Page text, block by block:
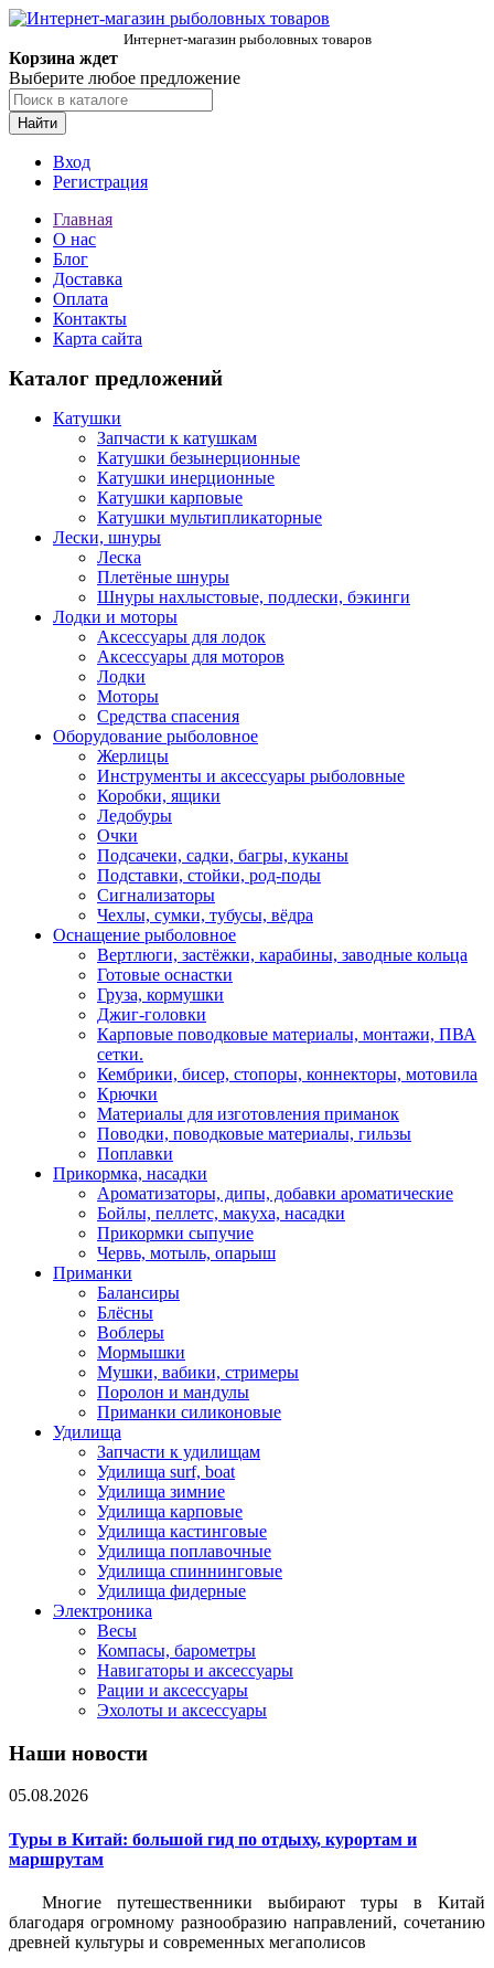
Интернет-магазин рыболовных товаров
Корзина ждет
Выберите любое предложение
Найти
Вход
Регистрация
Главная
О нас
Блог
Доставка
Оплата
Контакты
Карта сайта
Каталог предложений
Катушки
Запчасти к катушкам
Катушки безынерционные
Катушки инерционные
Катушки карповые
Катушки мультипликаторные
Лески, шнуры
Леска
Плетёные шнуры
Шнуры нахлыстовые, подлески, бэкинги
Лодки и моторы
Аксессуары для лодок
Аксессуары для моторов
Лодки
Моторы
Средства спасения
Оборудование рыболовное
Жерлицы
Инструменты и аксессуары рыболовные
Коробки, ящики
Ледобуры
Очки
Подсачеки, садки, багры, куканы
Подставки, стойки, род-поды
Сигнализаторы
Чехлы, сумки, тубусы, вёдра
Оснащение рыболовное
Вертлюги, застёжки, карабины, заводные кольца
Готовые оснастки
Груза, кормушки
Джиг-головки
Карповые поводковые материалы, монтажи, ПВА
сетки.
Кембрики, бисер, стопоры, коннекторы, мотовила
Крючки
Материалы для изготовления приманок
Поводки, поводковые материалы, гильзы
Поплавки
Прикормка, насадки
Ароматизаторы, дипы, добавки ароматические
Бойлы, пеллетс, макуха, насадки
Прикормки сыпучие
Червь, мотыль, опарыш
Приманки
Балансиры
Блёсны
Воблеры
Мормышки
Мушки, вабики, стримеры
Поролон и мандулы
Приманки силиконовые
Удилища
Запчасти к удилищам
Удилища surf, boat
Удилища зимние
Удилища карповые
Удилища кастинговые
Удилища поплавочные
Удилища спиннинговые
Удилища фидерные
Электроника
Весы
Компасы, барометры
Навигаторы и аксессуары
Рации и аксессуары
Эхолоты и аксессуары
Наши новости
05.08.2026
Туры в Китай: большой гид по отдыху, курортам и
маршрутам
Многие путешественники выбирают туры в Китай
благодаря огромному разнообразию направлений, сочетанию
древней культуры и современных мегаполисов